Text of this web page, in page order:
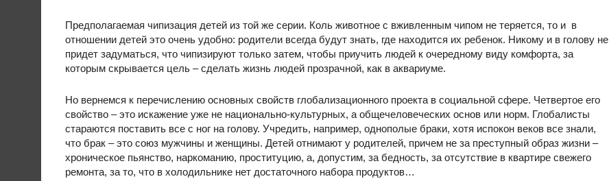
Предполагаемая чипизация детей из той же серии. Коль животное с вживленным чипом не теряется, то и в
отношении детей это очень удобно: родители всегда будут знать, где находится их ребенок. Никому и в голову не
придет задуматься, что чипизируют только затем, чтобы приучить людей к очередному виду комфорта, за
которым скрывается цель – сделать жизнь людей прозрачной, как в аквариуме.
Но вернемся к перечислению основных свойств глобализационного проекта в социальной сфере. Четвертое его
свойство – это искажение уже не национально-культурных, а общечеловеческих основ или норм. Глобалисты
стараются поставить все с ног на голову. Учредить, например, однополые браки, хотя испокон веков все знали,
что брак – это союз мужчины и женщины. Детей отнимают у родителей, причем не за преступный образ жизни –
хроническое пьянство, наркоманию, проституцию, а, допустим, за бедность, за отсутствие в квартире свежего
ремонта, за то, что в холодильнике нет достаточного набора продуктов…